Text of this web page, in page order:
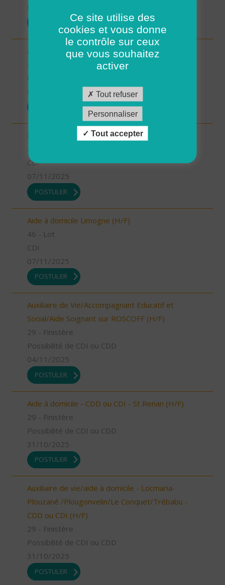
Aide-soignant.e Limogne en Quercy (H/F)
Responsable du développement (H/F)
CDI
07/11/2025
POSTULER
Aide à domicile Limogne (H/F)
46 - Lot
CDI
07/11/2025
POSTULER
Auxiliaire de Vie/Accompagnant Educatif et
Social/Aide Soignant sur ROSCOFF (H/F)
29 - Finistère
Possibilité de CDI ou CDD
04/11/2025
POSTULER
Aide à domicile - CDD ou CDI - St Renan (H/F)
29 - Finistère
Possibilité de CDI ou CDD
31/10/2025
POSTULER
Auxiliaire de vie/aide à domicile - Locmaria-
Plouzané /Plougonvelin/Le Conquet/Trébabu -
CDD ou CDI (H/F)
29 - Finistère
Possibilité de CDI ou CDD
31/10/2025
POSTULER
Ce site utilise des
cookies et vous donne
le contrôle sur ceux
que vous souhaitez
activer
Tout refuser
Personnaliser
Tout accepter